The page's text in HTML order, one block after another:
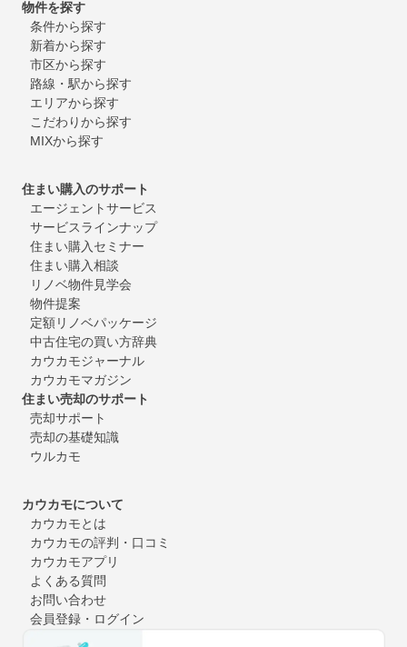
物件を探す
条件から探す
新着から探す
市区から探す
路線・駅から探す
エリアから探す
こだわりから探す
MIXから探す
住まい購入のサポート
エージェントサービス
サービスラインナップ
住まい購入セミナー
住まい購入相談
リノベ物件見学会
物件提案
定額リノベパッケージ
中古住宅の買い方辞典
カウカモジャーナル
カウカモマガジン
住まい売却のサポート
売却サポート
売却の基礎知識
ウルカモ
カウカモについて
カウカモとは
カウカモの評判・口コミ
カウカモアプリ
よくある質問
お問い合わせ
会員登録・ログイン